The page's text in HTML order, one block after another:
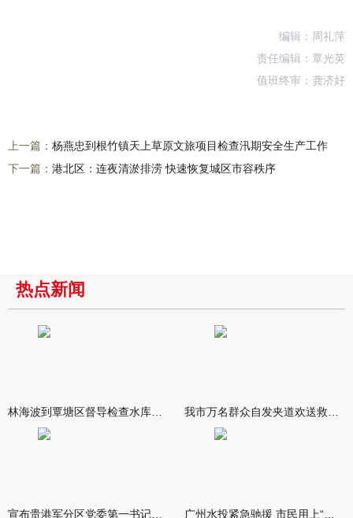
编辑：周礼萍
责任编辑：覃光英
值班终审：龚济好
上一篇： 杨燕忠到根竹镇天上草原文旅项目检查汛期安全生产工作
下一篇： 港北区：连夜清淤排涝 快速恢复城区市容秩序
热点新闻